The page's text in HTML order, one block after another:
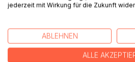
sind Hans, die Eltern und Freunde.
Reiseziele.
jederzeit mit Wirkung für die Zukunft
ABLEHNEN
ALLE